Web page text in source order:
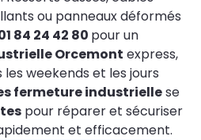
ou panneaux déformés
84 24 42 80 pour un
Orcemont express,
weekends et les jours
fermeture industriellese
pour réparer et sécuriser
et efficacement.